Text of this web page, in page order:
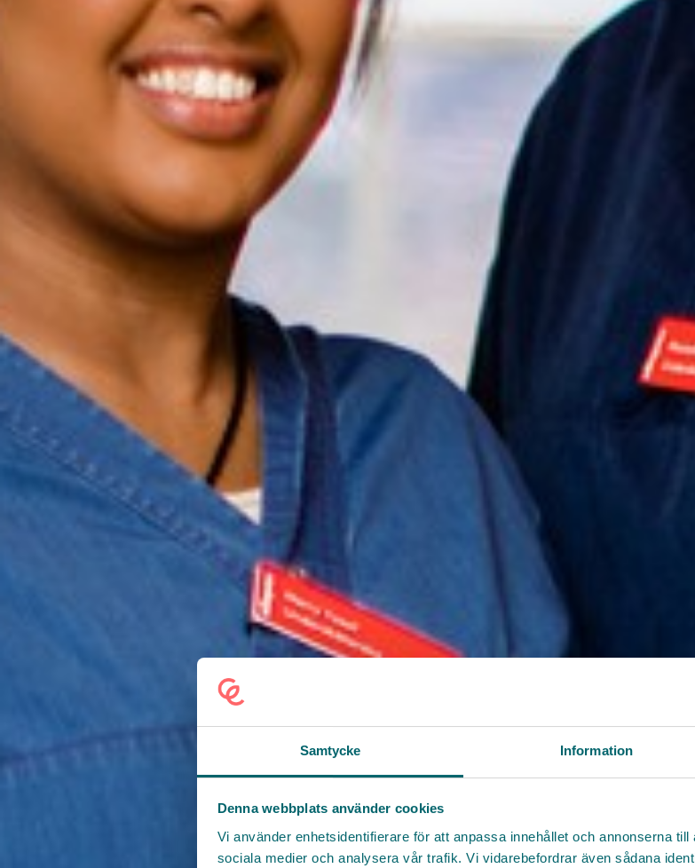
Samtycke Information
Denna webbplats använder cookies
Vi använder enhetsidentifierare för att anpassa innehållet och annonserna
sociala medier och analysera vår trafik. Vi vidarebefordrar även sådana